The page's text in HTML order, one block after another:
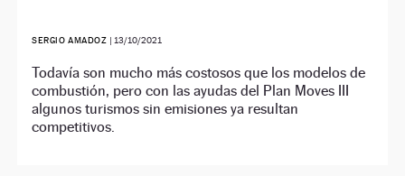
SERGIO AMADOZ | 13/10/2021
Todavía son mucho más costosos que los modelos de
combustión, pero con las ayudas del Plan Moves III
algunos turismos sin emisiones ya resultan
competitivos.